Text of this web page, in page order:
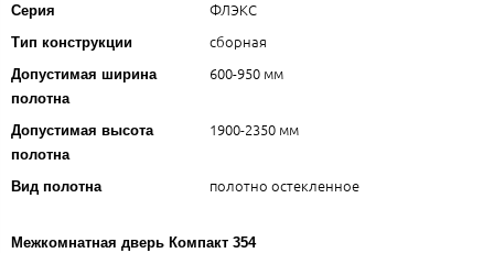
Серия ФЛЭКС
Тип конструкции сборная
Допустимая ширина
полотна
600-950 мм
Допустимая высота
полотна
1900-2350 мм
Вид полотна полотно остекленное
Межкомнатная дверь Компакт 354